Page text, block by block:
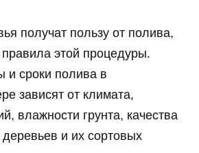
получат пользу от полива,
этой процедуры.
и сроки полива в
зависят от климата,
влажности грунта, качества
и их сортовых